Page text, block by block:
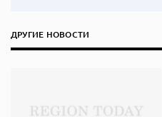
ДРУГИЕ НОВОСТИ